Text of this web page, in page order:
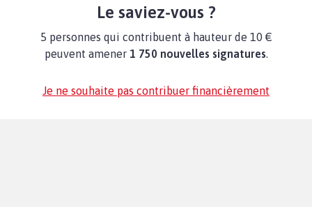
Le saviez-vous ?
5 personnes qui contribuent à hauteur de 10 €
peuvent amener 1 750 nouvelles signatures.
Je ne souhaite pas contribuer financièrement